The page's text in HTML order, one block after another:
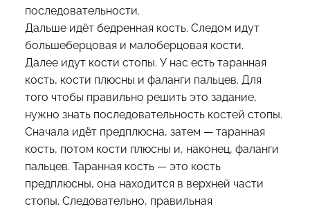
последовательности.
Дальше идёт бедренная кость. Следом идут
большеберцовая и малоберцовая кости.
Далее идут кости стопы. У нас есть таранная
кость, кости плюсны и фаланги пальцев. Для
того чтобы правильно решить это задание,
нужно знать последовательность костей стопы.
Сначала идёт предплюсна, затем — таранная
кость, потом кости плюсны и, наконец, фаланги
пальцев. Таранная кость — это кость
предплюсны, она находится в верхней части
стопы. Следовательно, правильная